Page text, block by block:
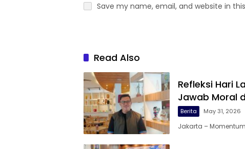
Save my name, email, and website in
Read Also
Refleksi Hari
Jawab Moral
Berita May 31, 2026
Jakarta –